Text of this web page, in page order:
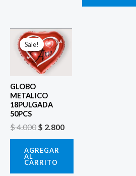
Sale!
Sale!
GLOBO
METALICO
18PULGADA
50PCS
$4.000
El
precio
original
era:
$ 4.000.
$ 2.800
precio
actual
AGREGAR
AL
CARRITO